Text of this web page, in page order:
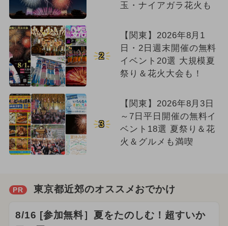
玉・ナイアガラ花火も
2
【関東】2026年8月1
日・2日週末開催の無料
イベント20選 大規模夏
祭り＆花火大会も！
3
【関東】2026年8月3日
～7日平日開催の無料イ
ベント18選 夏祭り＆花
火＆グルメも満喫
PR 東京都近郊のオススメおでかけ
8/16 [参加無料］夏をたのしむ！超すいか